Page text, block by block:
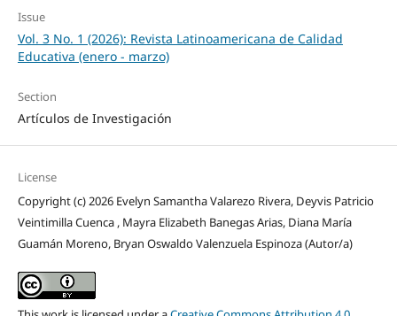
Issue
Vol. 3 No. 1 (2026): Revista Latinoamericana de Calidad
Educativa (enero - marzo)
Section
Artículos de Investigación
License
Copyright (c) 2026 Evelyn Samantha Valarezo Rivera, Deyvis Patricio
Veintimilla Cuenca , Mayra Elizabeth Banegas Arias, Diana María
Guamán Moreno, Bryan Oswaldo Valenzuela Espinoza (Autor/a)